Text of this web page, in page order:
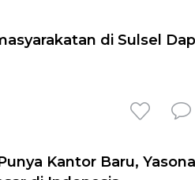
di Sulsel
Kantor Baru,